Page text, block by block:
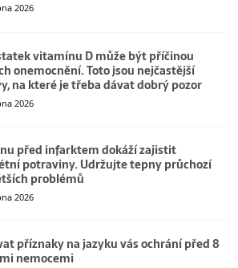
2026
vitamínu D může být příčinou
onemocnění. Toto jsou nejčastější
na které je třeba dávat dobrý pozor
2026
před infarktem dokáží zajistit
potraviny. Udržujte tepny průchozí
problémů
2026
příznaky na jazyku vás ochrání před 8
nemocemi